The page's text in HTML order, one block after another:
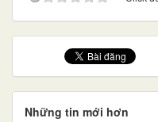
Những tin mới hơn